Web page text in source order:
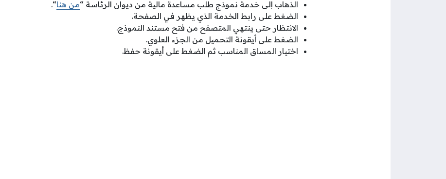
الذهاب إلى خدمة نموذج طلب مساعدة مالية من ديوان الرئاسة “من هنا“.
الضغط على رابط الخدمة الذي يظهر في الصفحة.
الانتظار حتى ينتهي المتصفح من فتح مستند النموذج.
الضغط على أيقونة التحميل من الجزء العلوي.
اختيار المساق المناسب ثم الضغط على أيقونة حفظ.